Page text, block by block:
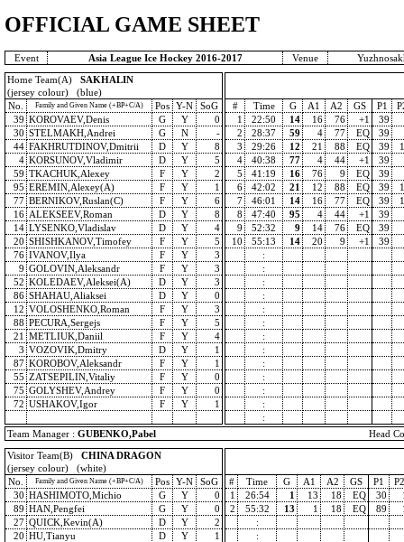
OFFICIAL GAME SHEET
Event Asia League Ice Hockey 2016-2017 Venue
Home Team(A) SAKHALIN
(jersey colour) (blue)
No.
Family and Given Name (+BP+C/A) Pos Y-N
SoG
39 KOROVAEV,Denis G Y
0
30 STELMAKH,Andrei G N
-
44 FAKHRUTDINOV,Dmitrii D Y
8
4 KORSUNOV,Vladimir D Y
5
59 TKACHUK,Alexey F Y
2
95 EREMIN,Alexey(A) F Y
1
77 BERNIKOV,Ruslan(C) F Y
6
16 ALEKSEEV,Roman D Y
8
14 LYSENKO,Vladislav D Y
4
20 SHISHKANOV,Timofey F Y
5
76 IVANOV,Ilya F Y
3
9 GOLOVIN,Aleksandr F Y
3
52 KOLEDAEV,Aleksei(A) D Y
3
86 SHAHAU,Aliaksei D Y
0
12 VOLOSHENKO,Roman F Y
3
88 PECURA,Sergejs F Y
5
21 METLIUK,Daniil F Y
4
3 VOZOVIK,Dmitry D Y
1
87 KOROBOV,Aleksandr F Y
1
55 ZATSEPILIN,Vitaliy F Y
0
75 GOLYSHEV,Andrey F Y
0
72 USHAKOV,Igor F Y 1
# Time G A1 A2 GS P1
1
22:50 14 16 76 +1
39
2
28:37 59 4 77 EQ
39
3
29:26 12 21 88 EQ 39
4
40:38 77 4 44 +1
39
5
41:19 16 76 9 EQ
39
6
42:02 21 12 88 EQ 39
7
46:01 14 16 77 EQ 39
8
47:40 95 4 44 +1
39
9
52:32 9 14 76 EQ
39
10
55:13 14 20 9 +1
39
:
:
:
:
:
:
:
:
:
:
:
:
:
Team Manager : GUBENKO,Pabel
Head
Visitor Team(B) CHINA DRAGON
(jersey colour) (white)
No.
Family and Given Name (+BP+C/A) Pos Y-N
SoG
30 HASHIMOTO,Michio G Y
0
89 HAN,Pengfei G Y
0
27 QUICK,Kevin(A) D Y
2
20 HU,Tianyu D Y
1
# Time G A1 A2 GS P1
P2
1
26:54 1 13 18 EQ 30
2
55:32 13 1 18 EQ 89
:
: